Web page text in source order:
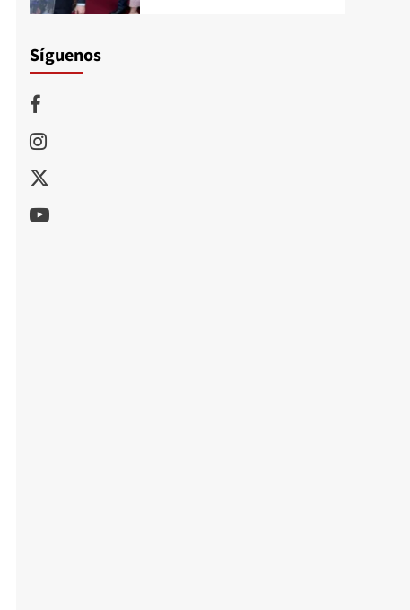
Síguenos